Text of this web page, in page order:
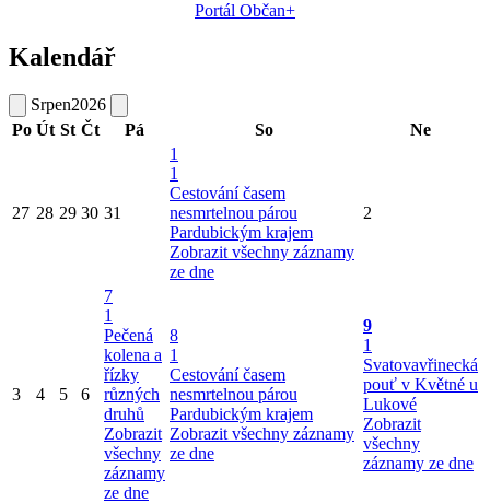
Portál Občan+
Kalendář
Srpen2026
Po Út St Čt Pá So Ne
27 28 29 30 31
1
1
Cestování časem
nesmrtelnou párou
Pardubickým krajem
Zobrazit všechny záznamy
ze dne
2
3 4 5 6
7
1
Pečená
kolena a
řízky
různých
druhů
Zobrazit
všechny
záznamy
ze dne
8
1
Cestování časem
nesmrtelnou párou
Pardubickým krajem
Zobrazit všechny záznamy
ze dne
9
1
Svatovavřinecká
pouť v Květné u
Lukové
Zobrazit
všechny
záznamy ze dne